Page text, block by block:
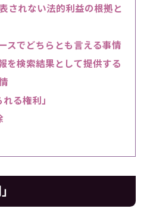
されない法的利益の根拠と
スでどちらとも言える事情
を検索結果として提供する
る権利」